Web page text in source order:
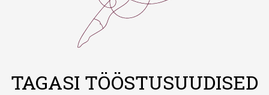
TAGASI TÖÖSTUSUUDISED